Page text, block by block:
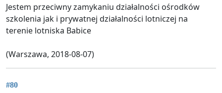
Jestem przeciwny zamykaniu działalności ośrodków
szkolenia jak i prywatnej działalności lotniczej na
terenie lotniska Babice
(Warszawa, 2018-08-07)
#80